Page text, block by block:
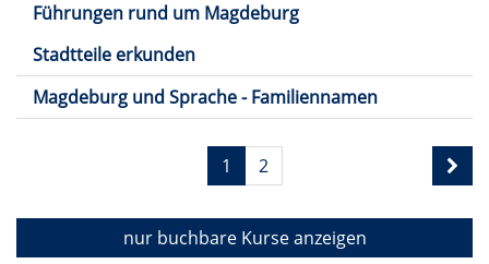
Führungen rund um Magdeburg
Stadtteile erkunden
Magdeburg und Sprache - Familiennamen
1 2
nur buchbareKurse anzeigen